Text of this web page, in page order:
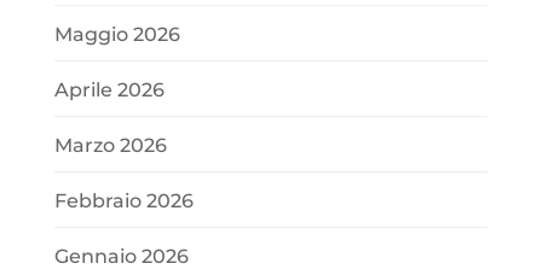
Maggio 2026
Aprile 2026
Marzo 2026
Febbraio 2026
Gennaio 2026